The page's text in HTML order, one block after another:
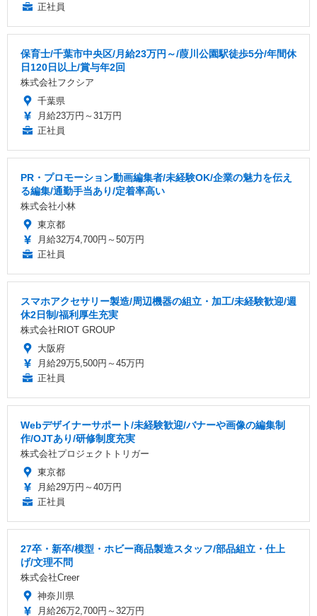
正社員
保育士/千葉市中央区/月給23万円～/葭川公園駅徒歩5分/年間休
日120日以上/賞与年2回
株式会社フクシア
千葉県
月給23万円～31万円
正社員
PR・プロモーション動画編集者/未経験OK/企業の魅力を伝え
る編集/通勤手当あり/定着率高い
株式会社小林
東京都
月給32万4,700円～50万円
正社員
スマホアクセサリー製造/周辺機器の組立・加工/未経験歓迎/週
休2日制/福利厚生充実
株式会社RIOT GROUP
大阪府
月給29万5,500円～45万円
正社員
Webデザイナーサポート/未経験歓迎/バナーや画像の編集制
作/OJTあり/研修制度充実
株式会社プロジェクトトリガー
東京都
月給29万円～40万円
正社員
27卒・新卒/模型・ホビー商品製造スタッフ/部品組立・仕上
げ/文理不問
株式会社Creer
神奈川県
月給26万2,700円～32万円